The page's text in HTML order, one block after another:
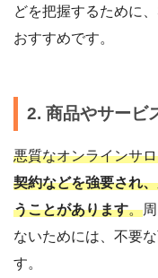
どを把握するために
おすすめです。
2. 商品やサービ
悪質なオンラインサ
契約などを強要され
うことがあります。
ないためには、不要
す。